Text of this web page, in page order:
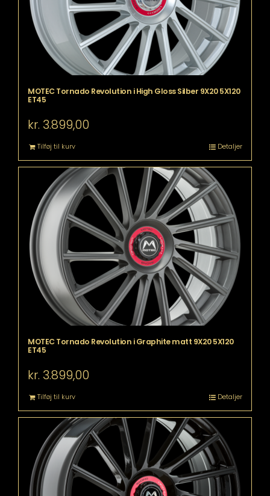
MOTEC Tornado Revolution i High Gloss Silber 9X20 5X120
ET45
kr. 3.899,00
Tilføj til kurv Detaljer
MOTEC Tornado Revolution i Graphite matt 9X20 5X120
ET45
kr. 3.899,00
Tilføj til kurv Detaljer